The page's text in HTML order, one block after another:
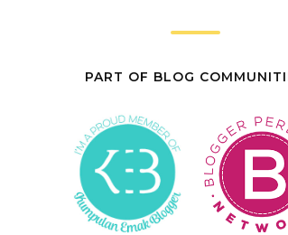
PART OF BLOG